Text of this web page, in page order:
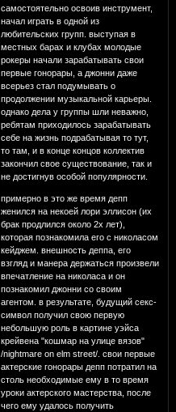
самостоятельно освоив инструмент,
начал играть в одной из
любительских групп. выступая в
местных барах и клубах молодые
рокеры начали зарабатывать свои
первые гонорары, а джонни даже
всерьез стал подумывать о
продолжении музыкальной карьеры.
однако дела у группы шли неважно,
ребятам приходилось зарабатывать
себе на жизнь подрабатывая то тут,
то там, и в конце концов коллектив
закончил свое существование, так и
не достигнув особой популярности.
примерно в это же время депп
женился на некоей лори эллисон (их
брак продлился около 2х лет),
которая познакомила его с николасом
кейджем. внешность деппа, его
взгляд и манера держаться произвели
впечатление на николаса и он
познакомил джонни со своим
агентом. в результате, будущий секс-
символ получил свою первую
небольшую роль в картине уэйса
крейвена "кошмар на улице вязов"
/nightmare on elm street/. свои первые
актерские гонорары депп потратил на
столь необходимые ему в то время
уроки актерского мастерства, после
чего ему удалось получить